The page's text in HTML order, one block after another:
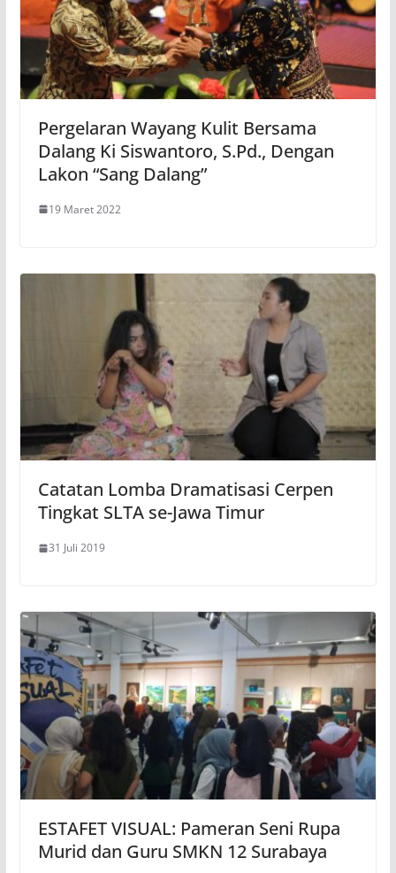
Pergelaran Wayang Kulit Bersama
Dalang Ki Siswantoro, S.Pd., Dengan
Lakon “Sang Dalang”
19 Maret 2022
Catatan Lomba Dramatisasi Cerpen
Tingkat SLTA se-Jawa Timur
31 Juli 2019
ESTAFET VISUAL: Pameran Seni Rupa
Murid dan Guru SMKN 12 Surabaya